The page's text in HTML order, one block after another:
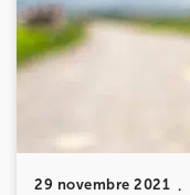
29 novembre 2021